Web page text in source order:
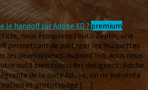
handoff sur Adobe XD ? premium
nous évoquions l’outil Zeplin, une
permettant de partager les maquettes
les développeurs. Aujourd’hui, nous nous
outil bien connu des designers : Adobe
de la suite Adobe, on ne présente
et prototypage […]